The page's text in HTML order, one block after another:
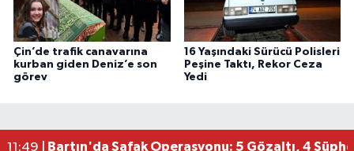
Çin’de trafik canavarına
kurban giden Deniz’e son
görev
16 Yaşındaki Sürücü Polisleri
Peşine Taktı, Rekor Ceza
Yedi
11:49 | Bartın'da Şafak Operasyonu: 5 Gözaltı, 4